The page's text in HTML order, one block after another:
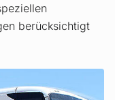
berücksichtigt